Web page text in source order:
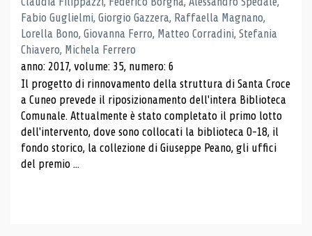
Fabio Guglielmi, Giorgio Gazzera, Raffaella Magnano,
Lorella Bono, Giovanna Ferro, Matteo Corradini, Stefania
Chiavero, Michela Ferrero
anno: 2017, volume: 35, numero: 6
Il progetto di rinnovamento della struttura di Santa Croce
a Cuneo prevede il riposizionamento dell'intera Biblioteca
Comunale. Attualmente è stato completato il primo lotto
dell'intervento, dove sono collocati la biblioteca 0-18, il
fondo storico, la collezione di Giuseppe Peano, gli uffici
del premio ...